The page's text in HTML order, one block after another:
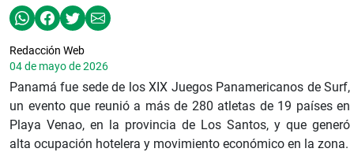
Redacción Web
04 de mayo de 2026
Panamá fue sede de los XIX Juegos Panamericanos de Surf,
un evento que reunió a más de 280 atletas de 19 países en
Playa Venao, en la provincia de Los Santos, y que generó
alta ocupación hotelera y movimiento económico en la zona.